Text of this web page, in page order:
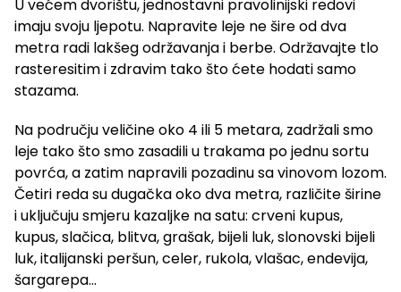
U većem dvorištu, jednostavni pravolinijski redovi
imaju svoju ljepotu. Napravite leje ne šire od dva
metra radi lakšeg održavanja i berbe. Održavajte tlo
rasteresitim i zdravim tako što ćete hodati samo
stazama.
Na području veličine oko 4 ili 5 metara, zadržali smo
leje tako što smo zasadili u trakama po jednu sortu
povrća, a zatim napravili pozadinu sa vinovom lozom.
Četiri reda su dugačka oko dva metra, različite širine
i uključuju smjeru kazaljke na satu: crveni kupus,
kupus, slačica, blitva, grašak, bijeli luk, slonovski bijeli
luk, italijanski peršun, celer, rukola, vlašac, endevija,
šargarepa…